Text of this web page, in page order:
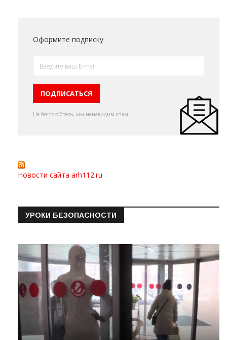
Оформите подписку
Не беспокойтесь, мы ненавидим спам
Новости сайта arh112.ru
УРОКИ БЕЗОПАСНОСТИ